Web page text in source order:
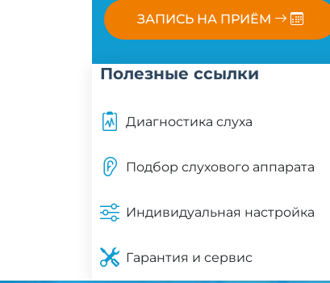
ЗАПИСЬ НА ПРИЁМ
Полезные ссылки
Диагностика слуха
Подбор слухового аппарата
Индивидуальная настройка
Гарантия и сервис